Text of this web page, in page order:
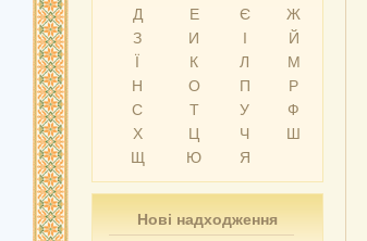
Д
Е Є
Ж
З
И І
Й
Ї
К Л
М
Н
О П
Р
С
Т У
Ф
Х
Ц Ч
Ш
Щ
Ю Я
Нові надходження